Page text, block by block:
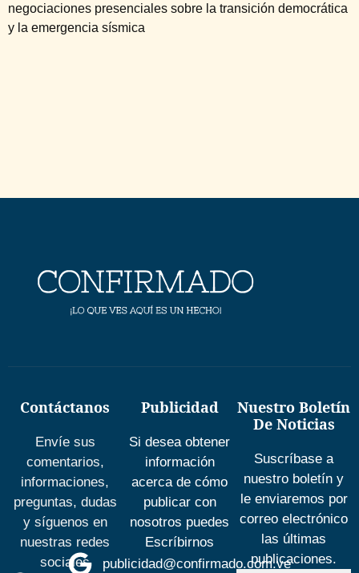
negociaciones presenciales sobre la transición democrática
y la emergencia sísmica
Contáctanos
Envíe sus
comentarios,
informaciones,
preguntas, dudas
y síguenos en
nuestras redes
sociales
Publicidad
Si desea obtener
información
acerca de cómo
publicar con
nosotros puedes
Escríbirnos
publicidad@confirmado.com.ve
Nuestro Boletín
De Noticias
Suscríbase a
nuestro boletín y
le enviaremos por
correo electrónico
las últimas
publicaciones.